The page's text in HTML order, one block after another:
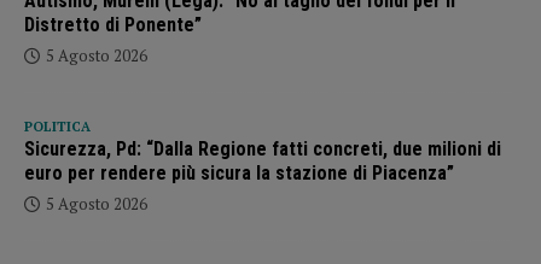
Distretto di Ponente”
5 Agosto 2026
POLITICA
Sicurezza, Pd: “Dalla Regione fatti concreti, due milioni di
euro per rendere più sicura la stazione di Piacenza”
5 Agosto 2026